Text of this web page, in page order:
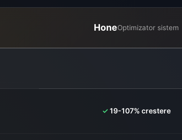
HoneOptimizator sistem
✓19-107% crestere